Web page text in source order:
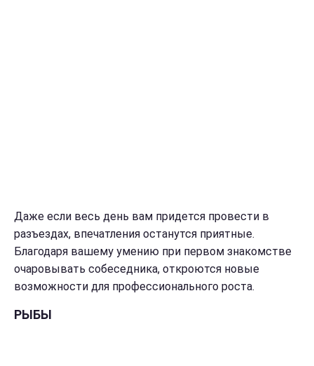
Даже если весь день вам придется провести в
разъездах, впечатления останутся приятные.
Благодаря вашему умению при первом знакомстве
очаровывать собеседника, откроются новые
возможности для профессионального роста.
РЫБЫ